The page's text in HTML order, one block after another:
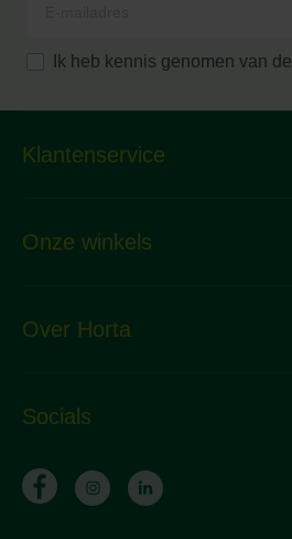
Ik heb kennis genomen van de
Klantenservice
Onze winkels
Over Horta
Socials